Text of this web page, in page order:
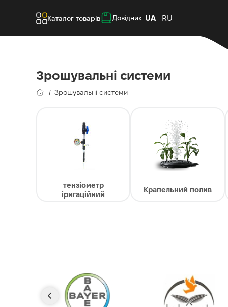
Каталог товарів Довідник UA RU
Зрошувальні системи
Зрошувальні системи
тензіометр
іригаційний
Крапельний полив